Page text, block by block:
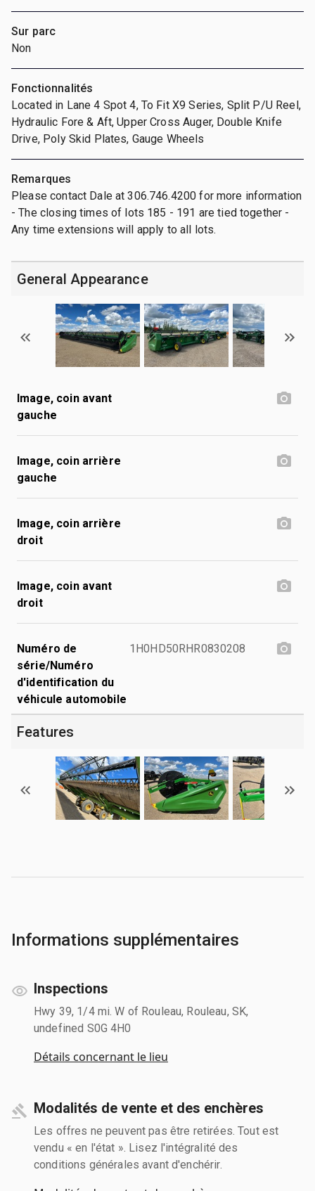
Sur parc
Non
Fonctionnalités
Located in Lane 4 Spot 4, To Fit X9 Series, Split P/U Reel,
Hydraulic Fore & Aft, Upper Cross Auger, Double Knife
Drive, Poly Skid Plates, Gauge Wheels
Remarques
Please contact Dale at 306.746.4200 for more information
- The closing times of lots 185 - 191 are tied together -
Any time extensions will apply to all lots.
General Appearance
Image, coin avant
gauche
Image, coin arrière
gauche
Image, coin arrière
droit
Image, coin avant
droit
Numéro de
série/Numéro
d'identification du
véhicule automobile
1H0HD50RHR0830208
Features
Informations supplémentaires
Inspections
Hwy 39, 1/4 mi. W of Rouleau, Rouleau, SK,
undefined S0G 4H0
Détails concernant le lieu
Modalités de vente et des enchères
Les offres ne peuvent pas être retirées. Tout est
vendu « en l'état ». Lisez l'intégralité des
conditions générales avant d'enchérir.